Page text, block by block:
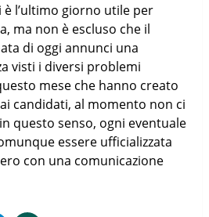
è l’ultimo giorno utile per
ma non è escluso che il
di oggi annunci una
visti i diversi problemi
mese che hanno creato
candidati, al momento non ci
questo senso, ogni eventuale
essere ufficializzata
con una comunicazione